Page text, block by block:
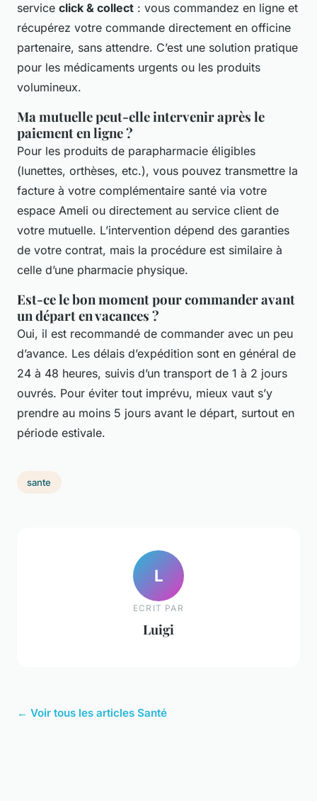
service click & collect : vous commandez en ligne et
récupérez votre commande directement en officine
partenaire, sans attendre. C’est une solution pratique
pour les médicaments urgents ou les produits
volumineux.
Ma mutuelle peut-elle intervenir après le
paiement en ligne ?
Pour les produits de parapharmacie éligibles
(lunettes, orthèses, etc.), vous pouvez transmettre la
facture à votre complémentaire santé via votre
espace Ameli ou directement au service client de
votre mutuelle. L’intervention dépend des garanties
de votre contrat, mais la procédure est similaire à
celle d’une pharmacie physique.
Est-ce le bon moment pour commander avant
un départ en vacances ?
Oui, il est recommandé de commander avec un peu
d’avance. Les délais d’expédition sont en général de
24 à 48 heures, suivis d’un transport de 1 à 2 jours
ouvrés. Pour éviter tout imprévu, mieux vaut s’y
prendre au moins 5 jours avant le départ, surtout en
période estivale.
sante
L
ECRIT PAR
Luigi
← Voir tous les articles Santé